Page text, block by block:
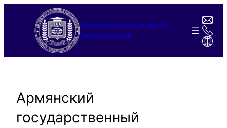
содержимому
Евразийская ассоциация
университетов
Армянский
государственный